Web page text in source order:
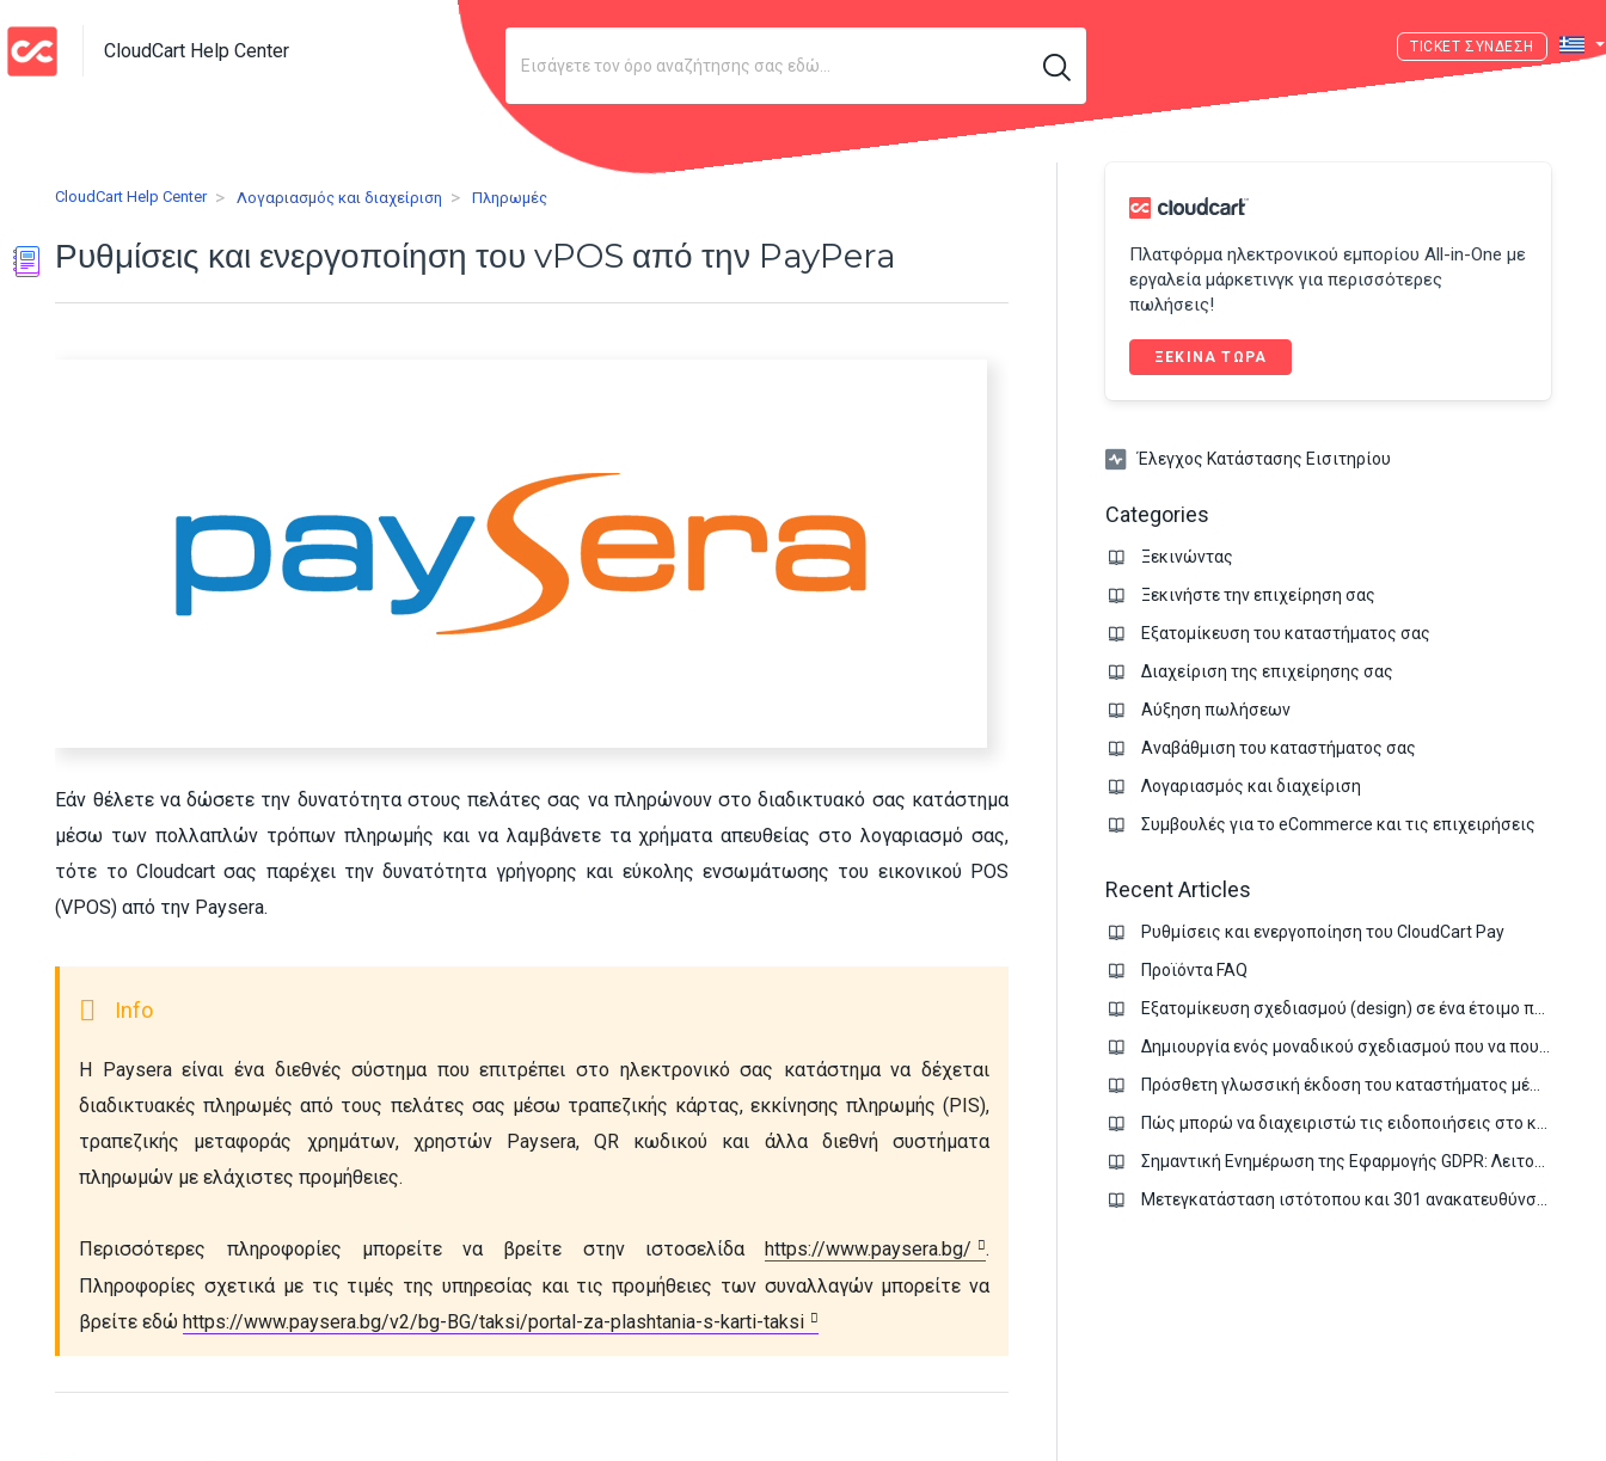
CloudCart Help Center ΣΎΝΔΕΣΗ
CloudCart Help Center Λογαριασμός και διαχείριση Πληρωμές
Ρυθμίσεις και ενεργοποίηση του vPOS από την PayPera
Εάν θέλετε να δώσετε την δυνατότητα στους πελάτες σας να πληρώνουν στο διαδικτυακό σας κατάστημα
μέσω των πολλαπλών τρόπων πληρωμής και να λαμβάνετε τα χρήματα απευθείας στο λογαριασμό σας,
τότε το Cloudcart σας παρέχει την δυνατότητα γρήγορης και εύκολης ενσωμάτωσης του εικονικού POS
(VPOS) από την Paysera.
H Paysera είναι ένα διεθνές σύστημα που επιτρέπει στο ηλεκτρονικό σας κατάστημα να δέχεται
διαδικτυακές πληρωμές από τους πελάτες σας μέσω τραπεζικής κάρτας, εκκίνησης πληρωμής (PIS),
τραπεζικής μεταφοράς χρημάτων, χρηστών Paysera, QR κωδικού και άλλα διεθνή συστήματα
πληρωμών με ελάχιστες προμήθειες.
Περισσότερες πληροφορίες μπορείτε να βρείτε στην ιστοσελίδα https://www.paysera.bg/
.
Πληροφορίες σχετικά με τις τιμές της υπηρεσίας και τις προμήθειες των συναλλαγών μπορείτε να
βρείτε εδώ https://www.paysera.bg/v2/bg-BG/taksi/portal-za-plashtania-s-karti-taksi
Πλατφόρμα ηλεκτρονικού εμπορίου All-in-One με
εργαλεία μάρκετινγκ για περισσότερες
πωλήσεις!
ΞΕΚΙΝΑ ΤΩΡΑ
Έλεγχος Κατάστασης Εισιτηρίου
Categories
Ξεκινώντας
Ξεκινήστε την επιχείρηση σας
Εξατομίκευση του καταστήματος σας
Διαχείριση της επιχείρησης σας
Аύξηση πωλήσεων
Αναβάθμιση του καταστήματος σας
Λογαριασμός και διαχείριση
Συμβουλές για το eCommerce και τις επιχειρήσεις
Recent Articles
Ρυθμίσεις και ενεργοποίηση του CloudCart Pay
Προϊόντα FAQ